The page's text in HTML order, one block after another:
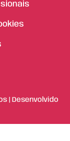
| Desenvolvido